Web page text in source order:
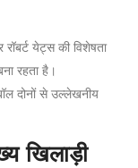
येट्स की विशेषता
रहता है।
दोनों से उल्लेखनीय
खिलाड़ी